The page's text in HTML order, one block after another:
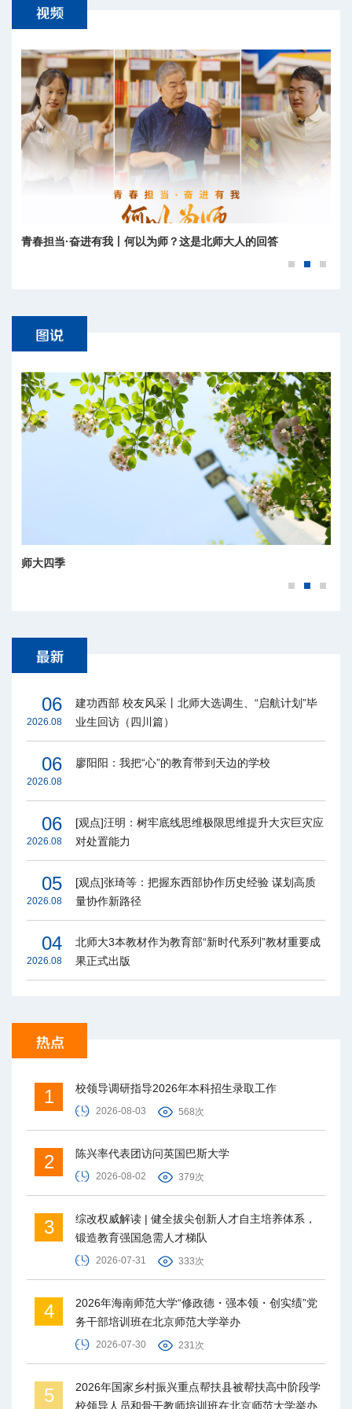
青春担当·奋进有我丨何以为师？这是北师大人的回答
师大四季
06
2026.08
建功西部 校友风采丨北师大选调生、“启航计划”毕
业生回访（四川篇）
06
2026.08
廖阳阳：我把“心”的教育带到天边的学校
06
2026.08
[观点]汪明：树牢底线思维极限思维提升大灾巨灾应
对处置能力
05
2026.08
[观点]张琦等：把握东西部协作历史经验 谋划高质
量协作新路径
04
2026.08
北师大3本教材作为教育部“新时代系列”教材重要成
果正式出版
1 校领导调研指导2026年本科招生录取工作
2026-08-03 568次
2 陈兴率代表团访问英国巴斯大学
2026-08-02 379次
3
综改权威解读 | 健全拔尖创新人才自主培养体系，
锻造教育强国急需人才梯队
2026-07-31 333次
4
2026年海南师范大学“修政德・强本领・创实绩”党
务干部培训班在北京师范大学举办
2026-07-30 231次
5
2026年国家乡村振兴重点帮扶县被帮扶高中阶段学
校领导人员和骨干教师培训班在北京师范大学举办